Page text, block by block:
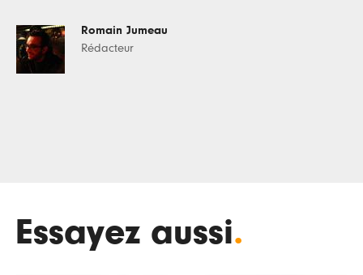
Romain Jumeau
Rédacteur
Essayez aussi.